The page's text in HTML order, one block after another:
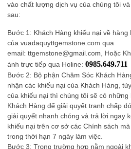
vào chất lượng dịch vụ của chúng tôi
sau:
Bước 1: Khách Hàng khiếu nại về hàng
của vuadaquyttgemstone.com qua
email: ttgemstone@gmail.com, Hoặc
ánh trực tiếp qua Holine: 0985.649.711
Bước 2: Bộ phận Chăm Sóc Khách
nhận các khiếu nại của Khách Hàng,
của khiếu nại thì chúng tôi sẽ có
Khách Hàng để giải quyết tranh chấp
giải quyết nhanh chóng và trả lời ngay
khiếu nại trên cơ sở các Chính sách
trong thời hạn 7 ngày làm việc.
Bước 3: Trong trường hợp nằm ngoài